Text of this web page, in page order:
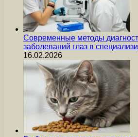
Современные методы
заболеваний глаз в
16.02.2026